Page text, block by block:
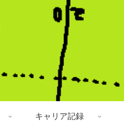
キャリア記録